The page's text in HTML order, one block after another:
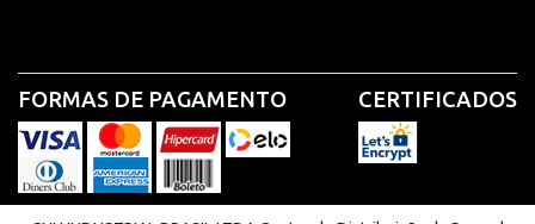
FORMAS DE PAGAMENTO CERTIFICADOS